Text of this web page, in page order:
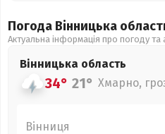
Погода Вінницька
Актуальна інформація про погоду
Вінницька область
34° 21° Хмарно,
Вінниця